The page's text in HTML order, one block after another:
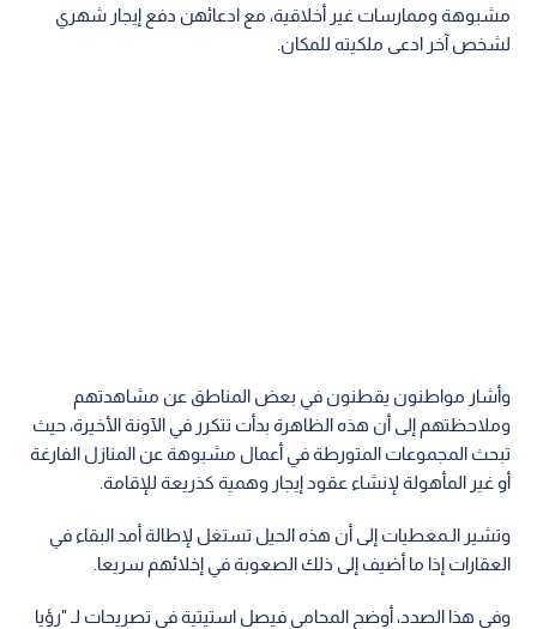
مشبوهة وممارسات غير أخلاقية، مع ادعائهن دفع إيجار شهري
لشخص آخر ادعى ملكيته للمكان.
وأشار مواطنون يقطنون في بعض المناطق عن مشاهدتهم
وملاحظتهم إلى أن هذه الظاهرة بدأت تتكرر في الآونة الأخيرة، حيث
تبحث المجموعات المتورطة في أعمال مشبوهة عن المنازل الفارغة
أو غير المأهولة لإنشاء عقود إيجار وهمية كذريعة للإقامة.
وتشير الـمعطيات إلى أن هذه الحيل تستغل لإطالة أمد البقاء في
العقارات إذا ما أضيف إلى ذلك الصعوبة في إخلائهم سريعا.
وفي هذا الصدد، أوضح المحامي فيصل استيتية في تصريحات لـ "رؤيا